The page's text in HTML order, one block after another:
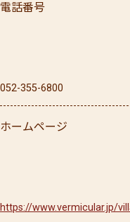
電話番号
052-355-6800
ホームページ
https://www.vermicular.jp/